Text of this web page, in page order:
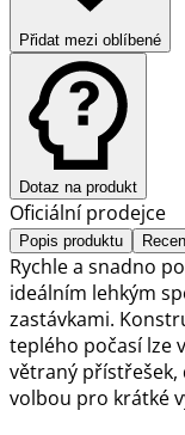
Přidat mezi oblíbené
Dotaz na produkt
Oficiální prodejce
Popis produktu
Rychle a snadno
ideálním lehkým
zastávkami.
teplého počasí lze
větraný přístřešek,
volbou pro krátké